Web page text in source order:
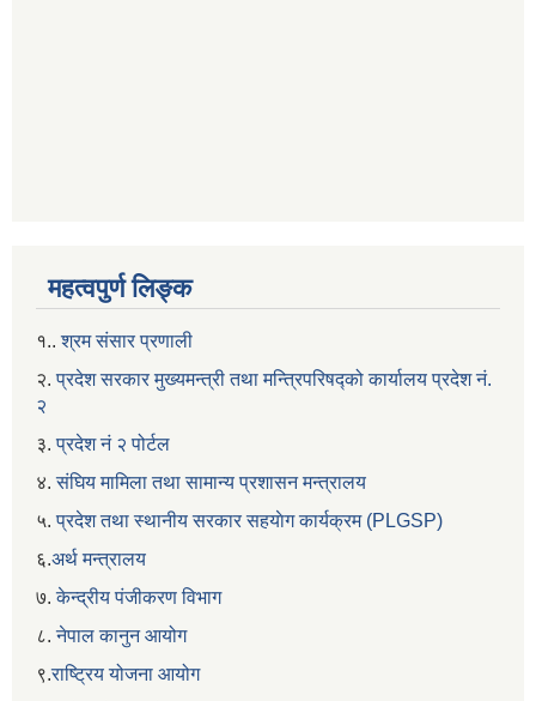
महत्वपुर्ण लिङ्क
१..श्रम संसार प्रणाली
२. प्रदेश सरकार मुख्यमन्त्री तथा मन्त्रिपरिषद्को कार्यालय प्रदेश नं.
२
३.प्रदेश नं २ पोर्टल
४.संघिय मामिला तथा सामान्य प्रशासन मन्त्रालय
५.प्रदेश तथा स्थानीय सरकार सहयाेग कार्यक्रम (PLGSP)
६.अर्थ मन्त्रालय
७.केन्द्रीय पंजीकरण विभाग
८.नेपाल कानुन आयोग
९.राष्ट्रिय योजना आयोग